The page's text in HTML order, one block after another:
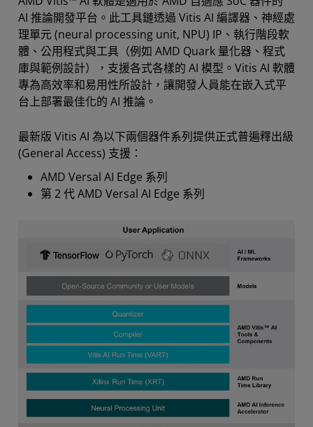
AI 推論開發平台。此工具鏈透過 Vitis AI 編譯器、神經處
理單元 (neural processing unit, NPU) IP、執行階段軟
體、公用程式與工具（例如 AMD Quark 量化器、程式
庫與範例設計），支援各式各樣的 AI 模型。Vitis AI 軟體
專為高效率和易用性所設計，讓開發人員能在嵌入式平
台上部署最佳化的 AI 推論。
最新版 Vitis AI 為以下兩個器件系列提供正式普遍釋出級
(General Access) 支援：
AMD Versal AI Edge 系列
第 2 代 AMD Versal AI Edge 系列